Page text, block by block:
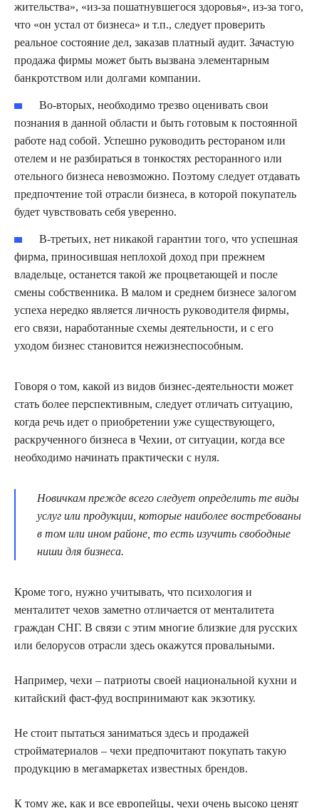
жительства», «из-за пошатнувшегося здоровья», из-за того,
что «он устал от бизнеса» и т.п., следует проверить
реальное состояние дел, заказав платный аудит. Зачастую
продажа фирмы может быть вызвана элементарным
банкротством или долгами компании.
Во-вторых, необходимо трезво оценивать свои
познания в данной области и быть готовым к постоянной
работе над собой. Успешно руководить рестораном или
отелем и не разбираться в тонкостях ресторанного или
отельного бизнеса невозможно. Поэтому следует отдавать
предпочтение той отрасли бизнеса, в которой покупатель
будет чувствовать себя уверенно.
В-третьих, нет никакой гарантии того, что успешная
фирма, приносившая неплохой доход при прежнем
владельце, останется такой же процветающей и после
смены собственника. В малом и среднем бизнесе залогом
успеха нередко является личность руководителя фирмы,
его связи, наработанные схемы деятельности, и с его
уходом бизнес становится нежизнеспособным.
Говоря о том, какой из видов бизнес-деятельности может
стать более перспективным, следует отличать ситуацию,
когда речь идет о приобретении уже существующего,
раскрученного бизнеса в Чехии, от ситуации, когда все
необходимо начинать практически с нуля.
Новичкам прежде всего следует определить те виды
услуг или продукции, которые наиболее востребованы
в том или ином районе, то есть изучить свободные
ниши для бизнеса.
Кроме того, нужно учитывать, что психология и
менталитет чехов заметно отличается от менталитета
граждан СНГ. В связи с этим многие близкие для русских
или белорусов отрасли здесь окажутся провальными.
Например, чехи – патриоты своей национальной кухни и
китайский фаст-фуд воспринимают как экзотику.
Не стоит пытаться заниматься здесь и продажей
стройматериалов – чехи предпочитают покупать такую
продукцию в мегамаркетах известных брендов.
К тому же, как и все европейцы, чехи очень высоко ценят